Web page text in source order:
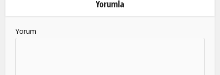
Yorumla
Yorum